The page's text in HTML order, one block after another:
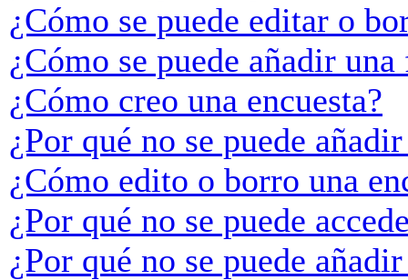
¿Cómo se puede editar o
¿Cómo se puede añadir
¿Cómo creo una encuesta?
¿Por qué no se puede
¿Cómo edito o borro una
¿Por qué no se puede
¿Por qué no se puede